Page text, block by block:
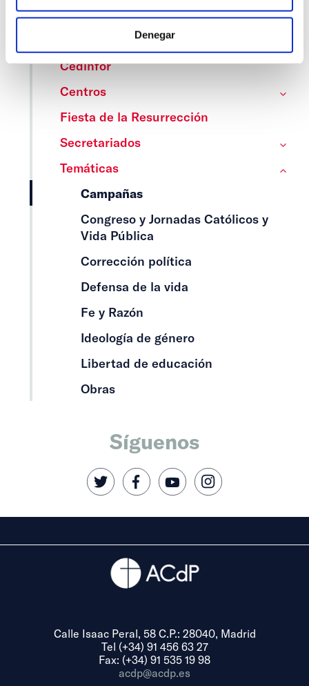
Denegar
Categorías
Cedinfor
Centros
Fiesta de la Resurrección
Secretariados
Temáticas
Campañas
Congreso y Jornadas Católicos y
Vida Pública
Corrección política
Defensa de la vida
Fe y Razón
Ideología de género
Libertad de educación
Obras
Síguenos
Calle Isaac Peral, 58 C.P.: 28040, Madrid
Tel (+34) 91 456 63 27
Fax: (+34) 91 535 19 98
acdp@acdp.es